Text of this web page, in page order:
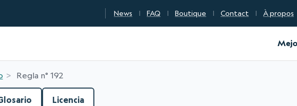
News FAQ Boutique Contact À propos
Regla n° 192
Licencia